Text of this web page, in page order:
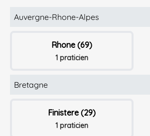
Auvergne-Rhone-Alpes
Rhone (69)
1 praticien
Bretagne
Finistere (29)
1 praticien